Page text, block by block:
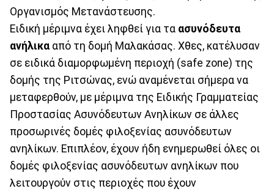
Οργανισμός Μετανάστευσης.
Ειδική μέριμνα έχει ληφθεί για τα ασυνόδευτα
ανήλικα από τη δομή Μαλακάσας. Χθες, κατέλυσαν
σε ειδικά διαμορφωμένη περιοχή (safe zone) της
δομής της Ριτσώνας, ενώ αναμένεται σήμερα να
μεταφερθούν, με μέριμνα της Ειδικής Γραμματείας
Προστασίας Ασυνόδευτων Ανηλίκων σε άλλες
προσωρινές δομές φιλοξενίας ασυνόδευτων
ανηλίκων. Επιπλέον, έχουν ήδη ενημερωθεί όλες οι
δομές φιλοξενίας ασυνόδευτων ανηλίκων που
λειτουργούν στις περιοχές που έχουν